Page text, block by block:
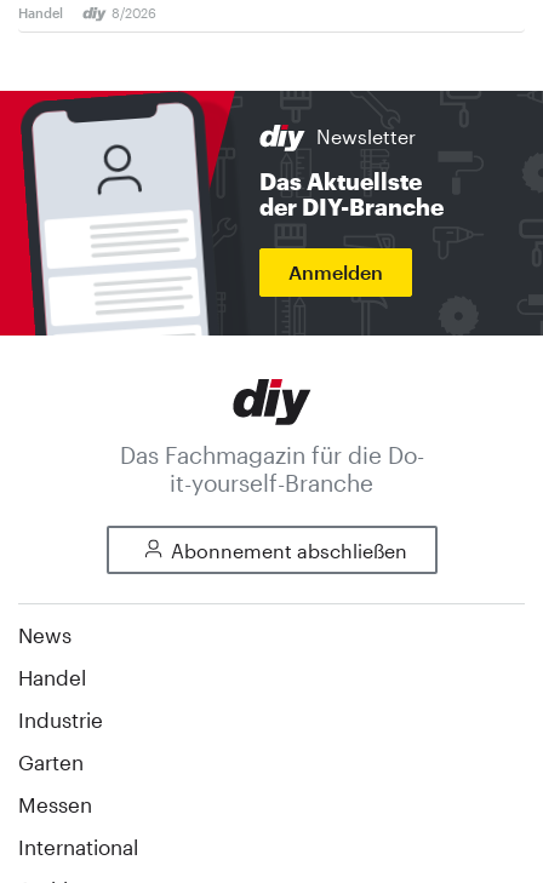
Handel 8/2026
Newsletter
Das Aktuellste
der DIY-Branche
Anmelden
Das Fachmagazin für die Do-
it-yourself-Branche
Abonnement abschließen
News
Handel
Industrie
Garten
Messen
International